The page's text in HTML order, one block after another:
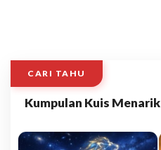
CARI TAHU
Kumpulan Kuis Menarik